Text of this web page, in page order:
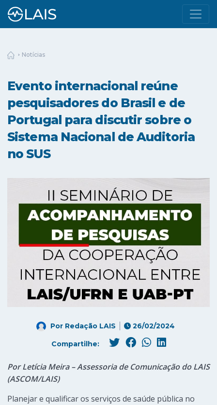
Notícias
Evento internacional reúne
pesquisadores do Brasil e de
Portugal para discutir sobre o
Sistema Nacional de Auditoria
no SUS
Por Redação LAIS 26/02/2024
Compartilhe:
Por Letícia Meira – Assessoria de Comunicação do LAIS
(ASCOM/LAIS)
Planejar e qualificar os serviços de saúde pública no